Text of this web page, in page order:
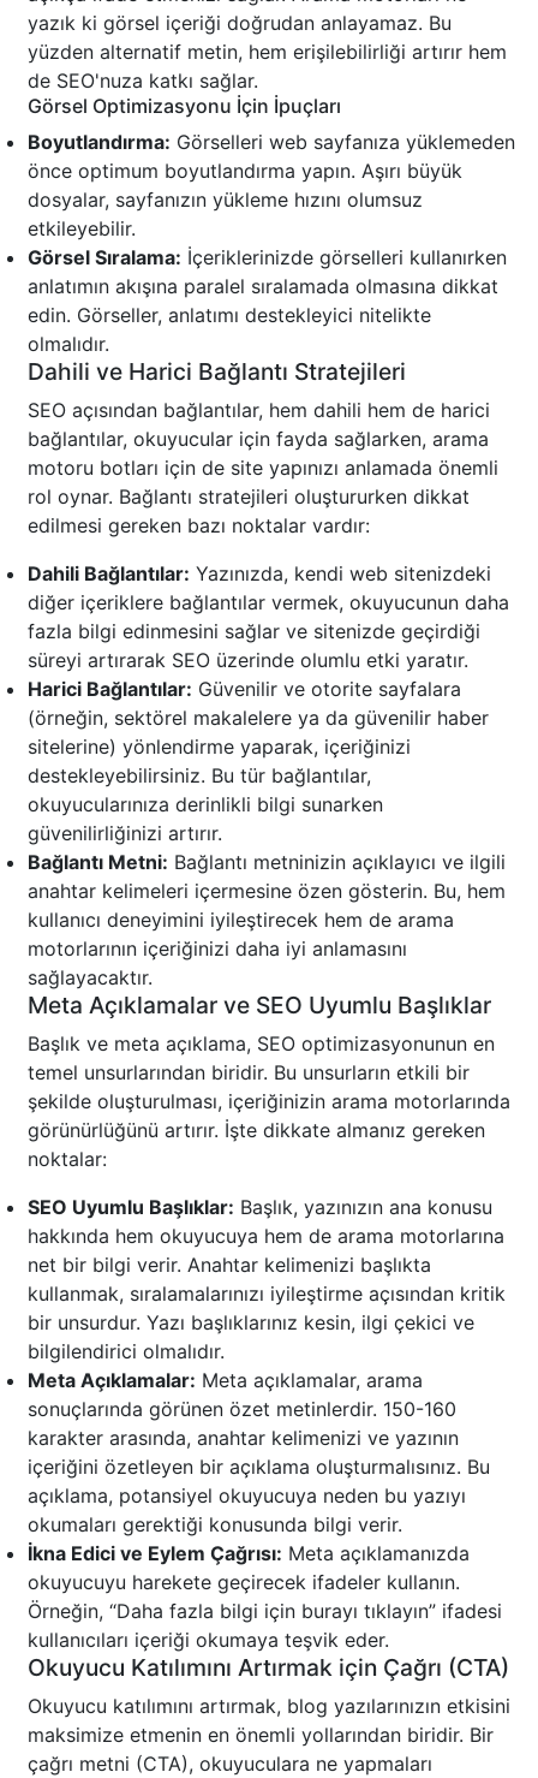
yazık ki görsel içeriği doğrudan anlayamaz. Bu
yüzden alternatif metin, hem erişilebilirliği artırır hem
de SEO'nuza katkı sağlar.
Görsel Optimizasyonu İçin İpuçları
Boyutlandırma: Görselleri web sayfanıza yüklemeden
önce optimum boyutlandırma yapın. Aşırı büyük
dosyalar, sayfanızın yükleme hızını olumsuz
etkileyebilir.
Görsel Sıralama: İçeriklerinizde görselleri kullanırken
anlatımın akışına paralel sıralamada olmasına dikkat
edin. Görseller, anlatımı destekleyici nitelikte
olmalıdır.
Dahili ve Harici Bağlantı Stratejileri
SEO açısından bağlantılar, hem dahili hem de harici
bağlantılar, okuyucular için fayda sağlarken, arama
motoru botları için de site yapınızı anlamada önemli
rol oynar. Bağlantı stratejileri oluştururken dikkat
edilmesi gereken bazı noktalar vardır:
Dahili Bağlantılar: Yazınızda, kendi web sitenizdeki
diğer içeriklere bağlantılar vermek, okuyucunun daha
fazla bilgi edinmesini sağlar ve sitenizde geçirdiği
süreyi artırarak SEO üzerinde olumlu etki yaratır.
Harici Bağlantılar: Güvenilir ve otorite sayfalara
(örneğin, sektörel makalelere ya da güvenilir haber
sitelerine) yönlendirme yaparak, içeriğinizi
destekleyebilirsiniz. Bu tür bağlantılar,
okuyucularınıza derinlikli bilgi sunarken
güvenilirliğinizi artırır.
Bağlantı Metni: Bağlantı metninizin açıklayıcı ve ilgili
anahtar kelimeleri içermesine özen gösterin. Bu, hem
kullanıcı deneyimini iyileştirecek hem de arama
motorlarının içeriğinizi daha iyi anlamasını
sağlayacaktır.
Meta Açıklamalar ve SEO Uyumlu Başlıklar
Başlık ve meta açıklama, SEO optimizasyonunun en
temel unsurlarından biridir. Bu unsurların etkili bir
şekilde oluşturulması, içeriğinizin arama motorlarında
görünürlüğünü artırır. İşte dikkate almanız gereken
noktalar:
SEO Uyumlu Başlıklar: Başlık, yazınızın ana konusu
hakkında hem okuyucuya hem de arama motorlarına
net bir bilgi verir. Anahtar kelimenizi başlıkta
kullanmak, sıralamalarınızı iyileştirme açısından kritik
bir unsurdur. Yazı başlıklarınız kesin, ilgi çekici ve
bilgilendirici olmalıdır.
Meta Açıklamalar: Meta açıklamalar, arama
sonuçlarında görünen özet metinlerdir. 150-160
karakter arasında, anahtar kelimenizi ve yazının
içeriğini özetleyen bir açıklama oluşturmalısınız. Bu
açıklama, potansiyel okuyucuya neden bu yazıyı
okumaları gerektiği konusunda bilgi verir.
İkna Edici ve Eylem Çağrısı: Meta açıklamanızda
okuyucuyu harekete geçirecek ifadeler kullanın.
Örneğin, “Daha fazla bilgi için burayı tıklayın” ifadesi
kullanıcıları içeriği okumaya teşvik eder.
Okuyucu Katılımını Artırmak için Çağrı (CTA)
Okuyucu katılımını artırmak, blog yazılarınızın etkisini
maksimize etmenin en önemli yollarından biridir. Bir
çağrı metni (CTA), okuyuculara ne yapmaları